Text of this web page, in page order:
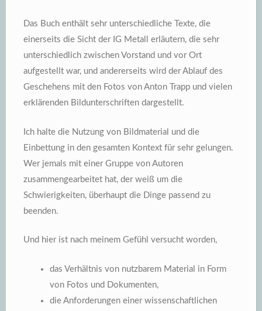
Das Buch enthält sehr unterschiedliche Texte, die
einerseits die Sicht der IG Metall erläutern, die sehr
unterschiedlich zwischen Vorstand und vor Ort
aufgestellt war, und andererseits wird der Ablauf des
Geschehens mit den Fotos von Anton Trapp und vielen
erklärenden Bildunterschriften dargestellt.
Ich halte die Nutzung von Bildmaterial und die
Einbettung in den gesamten Kontext für sehr gelungen.
Wer jemals mit einer Gruppe von Autoren
zusammengearbeitet hat, der weiß um die
Schwierigkeiten, überhaupt die Dinge passend zu
beenden.
Und hier ist nach meinem Gefühl versucht worden,
das Verhältnis von nutzbarem Material in Form
von Fotos und Dokumenten,
die Anforderungen einer wissenschaftlichen